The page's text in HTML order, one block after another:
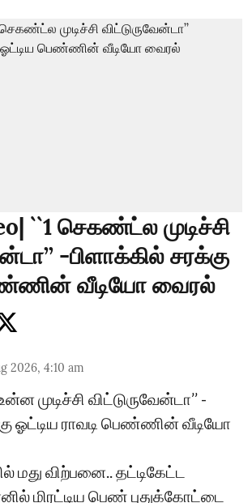
``1 செகண்ட்ல முடிச்சி
-பிளாக்கில் சரக்கு
வீடியோ வைரல்
2026, 4:10 am
முடிச்சி விட்டுருவேன்டா’’ -
ஓட்டிய ராவடி பெண்ணின் வீடியோ
விற்பனை.. தட்டிகேட்ட
மிரட்டிய பெண் புதுக்கோட்டை